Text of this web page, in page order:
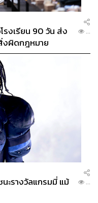
รงเรียน 90 วัน ส่ง
ผิดกฎหมาย
...
ะรางวัลแกรมมี่ แม้
...